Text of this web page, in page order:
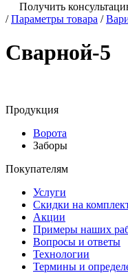
Получить
/ Параметры товара /
Сварной-5
Продукция
Ворота
Заборы
Покупателям
Услуги
Скидки на
Акции
Примеры наших
Вопросы и ответы
Технологии
Термины и